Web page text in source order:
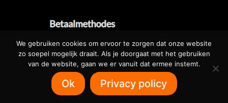
Betaalbare websites voor iedereen! 🌐
SOFTRUNNER.NL 🌐
We gebruiken cookies om ervoor te zorgen dat onze website
zo soepel mogelijk draait. Als je doorgaat met het gebruiken
van de website, gaan we er vanuit dat ermee instemt.
Ok Privacy policy